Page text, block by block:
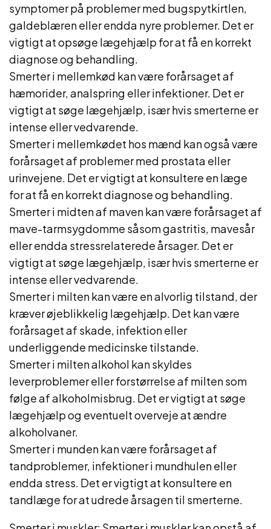
symptomer på problemer med bugspytkirtlen,
galdeblæren eller endda nyre problemer. Det er
vigtigt at opsøge lægehjælp for at få en korrekt
diagnose og behandling.
Smerter i mellemkød kan være forårsaget af
hæmorider, analspring eller infektioner. Det er
vigtigt at søge lægehjælp, især hvis smerterne er
intense eller vedvarende.
Smerter i mellemkødet hos mænd kan også være
forårsaget af problemer med prostata eller
urinvejene. Det er vigtigt at konsultere en læge
for at få en korrekt diagnose og behandling.
Smerter i midten af maven kan være forårsaget af
mave-tarmsygdomme såsom gastritis, mavesår
eller endda stressrelaterede årsager. Det er
vigtigt at søge lægehjælp, især hvis smerterne er
intense eller vedvarende.
Smerter i milten kan være en alvorlig tilstand, der
kræver øjeblikkelig lægehjælp. Det kan være
forårsaget af skade, infektion eller
underliggende medicinske tilstande.
Smerter i milten alkohol kan skyldes
leverproblemer eller forstørrelse af milten som
følge af alkoholmisbrug. Det er vigtigt at søge
lægehjælp og eventuelt overveje at ændre
alkoholvaner.
Smerter i munden kan være forårsaget af
tandproblemer, infektioner i mundhulen eller
endda stress. Det er vigtigt at konsultere en
tandlæge for at udrede årsagen til smerterne.